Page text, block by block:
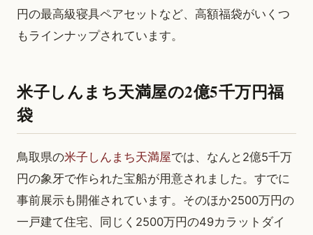
円の最高級寝具ペアセットなど、高額福袋がいくつ
もラインナップされています。
米子しんまち天満屋の2億5千万円福
袋
鳥取県の米子しんまち天満屋では、なんと2億5千万
円の象牙で作られた宝船が用意されました。すでに
事前展示も開催されています。そのほか2500万円の
一戸建て住宅、同じく2500万円の49カラットダイ